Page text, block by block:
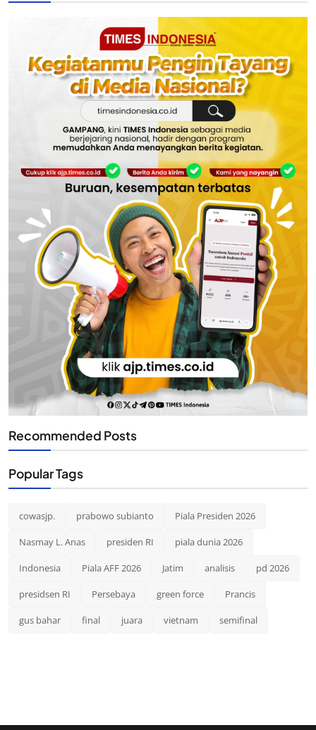
Recommended Posts
Popular Tags
cowasjp. prabowo subianto Piala Presiden 2026
Nasmay L. Anas presiden RI piala dunia 2026
Indonesia Piala AFF 2026 Jatim analisis pd 2026
presidsen RI Persebaya green force Prancis
gus bahar final juara vietnam semifinal